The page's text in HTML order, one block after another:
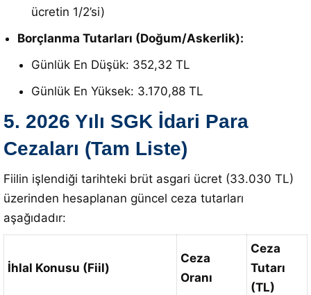
ücretin 1/2’si)
Borçlanma Tutarları (Doğum/Askerlik):
Günlük En Düşük: 352,32 TL
Günlük En Yüksek: 3.170,88 TL
5. 2026 Yılı SGK İdari Para
Cezaları (Tam Liste)
Fiilin işlendiği tarihteki brüt asgari ücret (33.030 TL)
üzerinden hesaplanan güncel ceza tutarları
aşağıdadır:
İhlal Konusu (Fiil)
Ceza
Oranı
Ceza
Tutarı
(TL)